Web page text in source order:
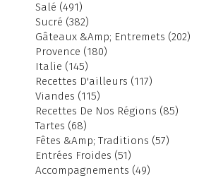
Salé (491)
Sucré (382)
Gâteaux &Amp; Entremets (202)
Provence (180)
Italie (145)
Recettes D'ailleurs (117)
Viandes (115)
Recettes De Nos Régions (85)
Tartes (68)
Fêtes &Amp; Traditions (57)
Entrées Froides (51)
Accompagnements (49)